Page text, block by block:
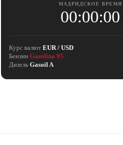
МАДРИДСКОЕ ВРЕМЯ
00:00:00
Курс валют EUR / USD
Бензин Gasolina 95
Дизель Gasoil A